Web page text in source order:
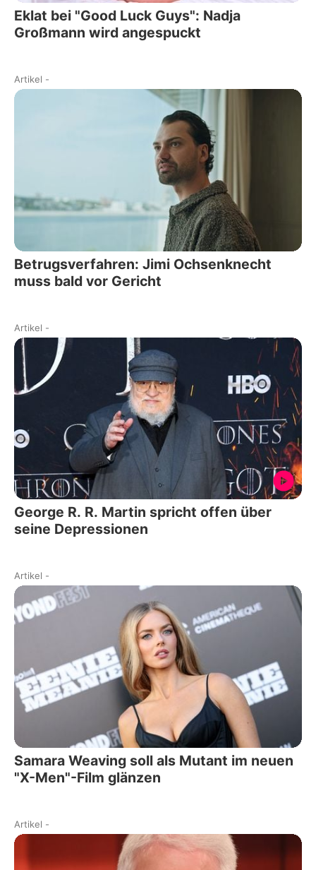
Eklat bei "Good Luck Guys": Nadja
Großmann wird angespuckt
Artikel -
Betrugsverfahren: Jimi Ochsenknecht
muss bald vor Gericht
Artikel -
George R. R. Martin spricht offen über
seine Depressionen
Artikel -
Samara Weaving soll als Mutant im neuen
"X-Men"-Film glänzen
Artikel -